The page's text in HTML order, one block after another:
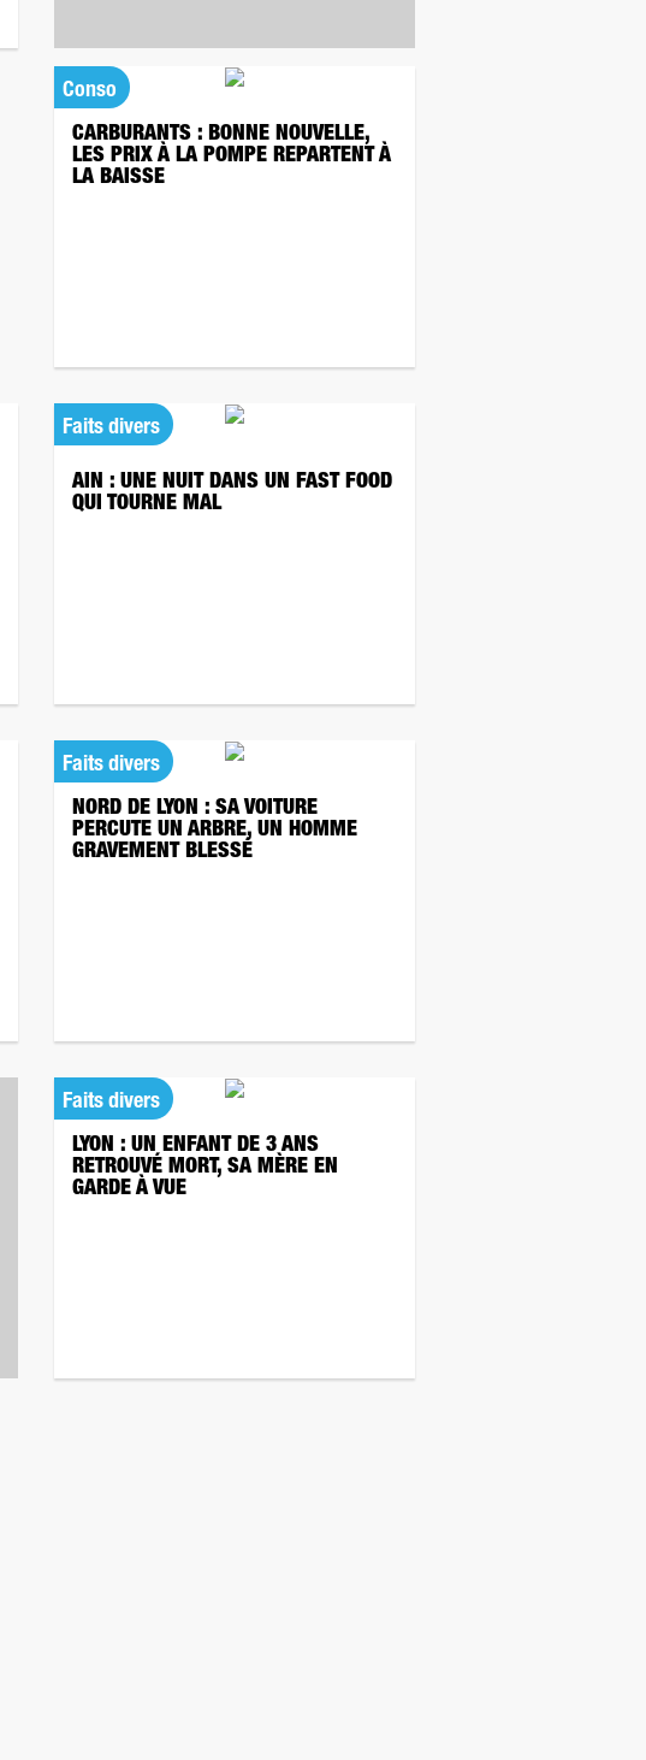
Conso
CARBURANTS : BONNE NOUVELLE,
LES PRIX À LA POMPE REPARTENT À
LA BAISSE
Faits divers
AIN : UNE NUIT DANS UN FAST FOOD
QUI TOURNE MAL
Faits divers
NORD DE LYON : SA VOITURE
PERCUTE UN ARBRE, UN HOMME
GRAVEMENT BLESSÉ
Faits divers
LYON : UN ENFANT DE 3 ANS
RETROUVÉ MORT, SA MÈRE EN
GARDE À VUE